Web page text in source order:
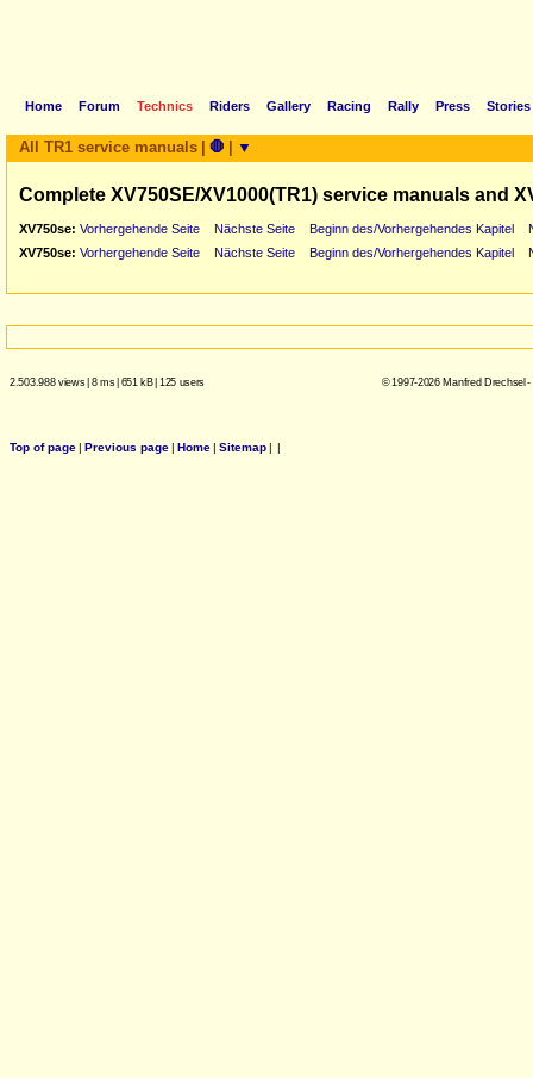
Home Forum Technics Riders Gallery Racing Rally Press Stories
All TR1 service manuals 🛑 ▼
Complete XV750SE/XV1000(TR1) service manuals and
XV750se: Vorhergehende Seite Nächste Seite Beginn des/Vorhergehendes Kapitel
XV750se: Vorhergehende Seite Nächste Seite Beginn des/Vorhergehendes Kapitel
2.503.988 views| 8 ms| 651 kB| 125 users © 1997-2026 Manfred Drechsel
Top of page| Previous page| Home| Sitemap| |